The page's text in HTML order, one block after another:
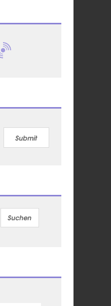
Submit